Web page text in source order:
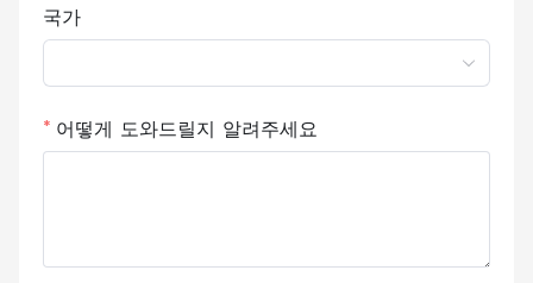
국가
어떻게 도와드릴지 알려주세요